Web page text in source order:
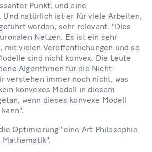
Punkt, und eine
Und natürlich ist er für viele Arbeiten,
werden, sehr relevant. "Dies
Netzen. Es ist ein sehr
mit vielen Veröffentlichungen und so
sind nicht konvex. Die Leute
Algorithmen für die Nicht-
verstehen immer noch nicht, was
konvexes Modell in diesem
wenn dieses konvexe Modell
Optimierung "eine Art Philosophie